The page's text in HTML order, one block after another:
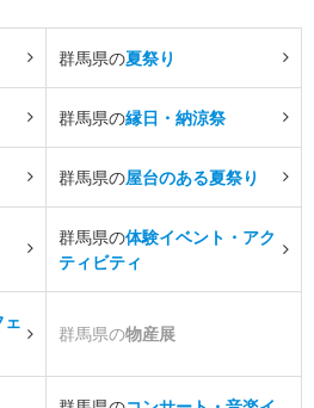
群馬県の夏祭り
群馬県の縁日・納涼祭
群馬県の屋台のある夏祭り
群馬県の体験イベント・アク
ティビティ
ェ
群馬県の物産展